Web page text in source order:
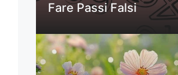
Fare Passi Falsi